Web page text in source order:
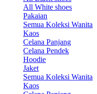
All White shoes
Pakaian
Semua Koleksi Wanita
Kaos
Celana Panjang
Celana Pendek
Hoodie
Jaket
Semua Koleksi Wanita
Kaos